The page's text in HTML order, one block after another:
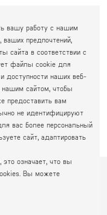
лезвия
4А
777-59-79
111-01-47
777-16-00
Политика
вашу работу с нашим
предпочтений,
сайта в соответствии с
файлы cookie для
доступности наших веб-
нашим сайтом, чтобы
предоставить вам
не идентифицируют
вас более персональный
сайт, адаптировать
означает, что вы
Вы можете